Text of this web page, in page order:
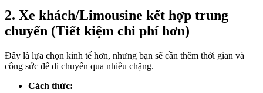
2. Xe khách/Limousine kết hợp trung
chuyển (Tiết kiệm chi phí hơn)
Đây là lựa chọn kinh tế hơn, nhưng bạn sẽ cần thêm thời gian và
công sức để di chuyển qua nhiều chặng.
Cách thức: